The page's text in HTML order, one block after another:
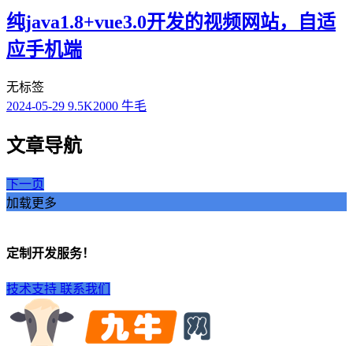
纯java1.8+vue3.0开发的视频网站，自适
应手机端
无标签
2024-05-29 9.5K2000 牛毛
文章导航
下一页
加载更多
定制开发服务！
技术支持 联系我们